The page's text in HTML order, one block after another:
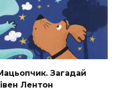
Загадай
Лентон